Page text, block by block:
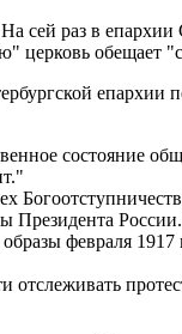
сей раз в
церковь обещает
состояние
Президента
февраля
отслеживать